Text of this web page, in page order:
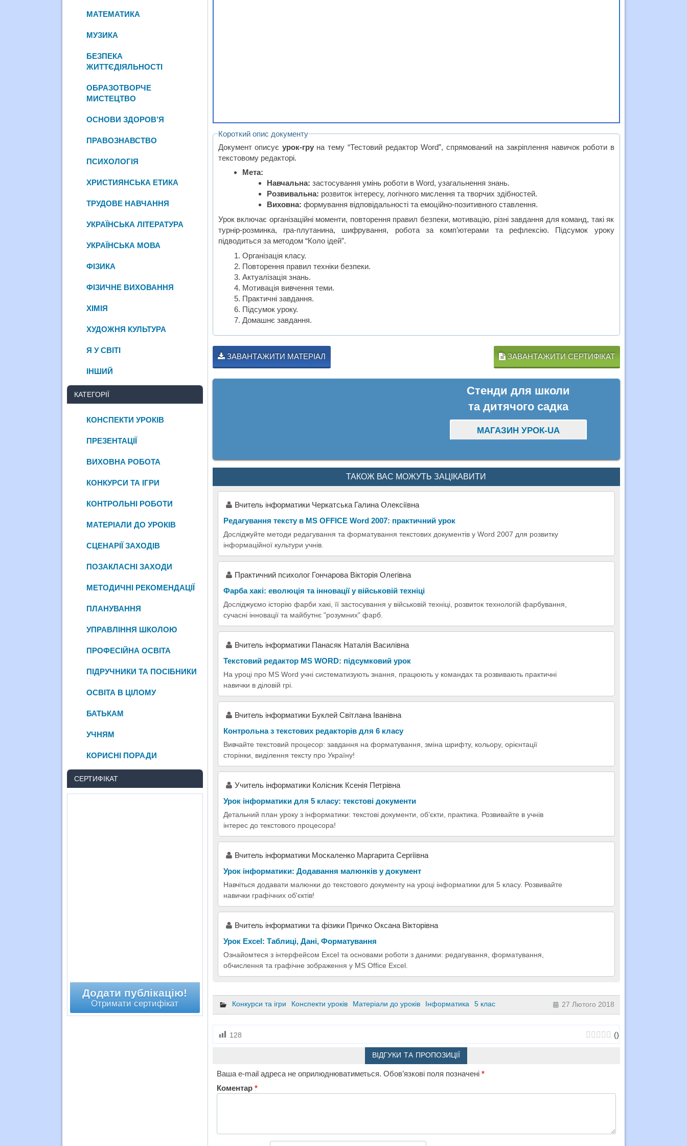
Короткий опис документу
Документ описує урок-груна тему “Тестовий редактор Word”, спрямований на закріплення навичок роботи в
текстовому редакторі.
Мета:
Навчальна: застосування умінь роботи в Word, узагальнення знань.
Розвивальна: розвиток інтересу, логічного мислення та творчих здібностей.
Виховна: формування відповідальності та емоційно-позитивного ставлення.
Урок включає організаційні моменти, повторення правил безпеки, мотивацію, різні завдання для команд, такі як
турнір-розминка, гра-плутанина, шифрування, робота за комп’ютерами та рефлексію. Підсумок уроку
підводиться за методом “Коло ідей”.
Організація класу.
Повторення правил техніки безпеки.
Актуалізація знань.
Мотивація вивчення теми.
Практичні завдання.
Підсумок уроку.
Домашнє завдання.
ЗАВАНТАЖИТИ МАТЕРІАЛ ЗАВАНТАЖИТИ СЕРТИФІКАТ
Стенди для школи
та дитячого садка
МАГАЗИН УРОК-UA
ТАКОЖ ВАС МОЖУТЬ ЗАЦІКАВИТИ
Вчитель інформатики Черкатська Галина Олексіївна
Редагування тексту в MS OFFICE Word 2007: практичний урок
Досліджуйте методи редагування та форматування текстових документів у Word 2007 для розвитку
інформаційної культури учнів.
Практичний психолог Гончарова Вікторія Олегівна
Фарба хакі: еволюція та інновації у військовій техніці
Досліджуємо історію фарби хакі, її застосування у військовій техніці, розвиток технологій фарбування,
сучасні інновації та майбутнє "розумних" фарб.
Вчитель інформатики Панасяк Наталія Василівна
Текстовий редактор MS WORD: підсумковий урок
На уроці про MS Word учні систематизують знання, працюють у командах та розвивають практичні
навички в діловій грі.
Вчитель інформатики Буклей Світлана Іванівна
Контрольна з текстових редакторів для 6 класу
Вивчайте текстовий процесор: завдання на форматування, зміна шрифту, кольору, орієнтації
сторінки, виділення тексту про Україну!
Учитель інформатики Колісник Ксенія Петрівна
Урок інформатики для 5 класу: текстові документи
Детальний план уроку з інформатики: текстові документи, об’єкти, практика. Розвивайте в учнів
інтерес до текстового процесора!
Вчитель інформатики Москаленко Маргарита Сергіївна
Урок інформатики: Додавання малюнків у документ
Навчіться додавати малюнки до текстового документу на уроці інформатики для 5 класу. Розвивайте
навички графічних об'єктів!
Вчитель інформатики та фізики Причко Оксана Вікторівна
Урок Excel: Таблиці, Дані, Форматування
Ознайомтеся з інтерфейсом Excel та основами роботи з даними: редагування, форматування,
обчислення та графічне зображення у MS Office Excel.
Конкурси та ігри Конспекти уроків Матеріали до уроків Інформатика 5 клас 27 Лютого 2018
128 ()
ВІДГУКИ ТА ПРОПОЗИЦІЇ
Ваша e-mail адреса не оприлюднюватиметься. Обов’язкові поля позначені *
Коментар *
МАТЕМАТИКА
МУЗИКА
БЕЗПЕКА
ЖИТТЄДІЯЛЬНОСТІ
ОБРАЗОТВОРЧЕ
МИСТЕЦТВО
ОСНОВИ ЗДОРОВ’Я
ПРАВОЗНАВСТВО
ПСИХОЛОГІЯ
ХРИСТИЯНСЬКА ЕТИКА
ТРУДОВЕ НАВЧАННЯ
УКРАЇНСЬКА ЛІТЕРАТУРА
УКРАЇНСЬКА МОВА
ФІЗИКА
ФІЗИЧНЕ ВИХОВАННЯ
ХІМІЯ
ХУДОЖНЯ КУЛЬТУРА
Я У СВІТІ
ІНШИЙ
КАТЕГОРІЇ
КОНСПЕКТИ УРОКІВ
ПРЕЗЕНТАЦІЇ
ВИХОВНА РОБОТА
КОНКУРСИ ТА ІГРИ
КОНТРОЛЬНІ РОБОТИ
МАТЕРІАЛИ ДО УРОКІВ
СЦЕНАРІЇ ЗАХОДІВ
ПОЗАКЛАСНІ ЗАХОДИ
МЕТОДИЧНІ РЕКОМЕНДАЦІЇ
ПЛАНУВАННЯ
УПРАВЛІННЯ ШКОЛОЮ
ПРОФЕСІЙНА ОСВІТА
ПІДРУЧНИКИ ТА ПОСІБНИКИ
ОСВІТА В ЦІЛОМУ
БАТЬКАМ
УЧНЯМ
КОРИСНІ ПОРАДИ
СЕРТИФІКАТ
Додати публікацію!
Отримати сертифікат